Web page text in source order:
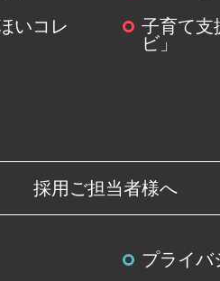
求めにより、当社が
関する開示、利用目
加または削除、利用
等に応ずる窓口は
扱いに関する苦情、
いコレ
子育て支
ビ」
採用ご担当者様へ
プライバ